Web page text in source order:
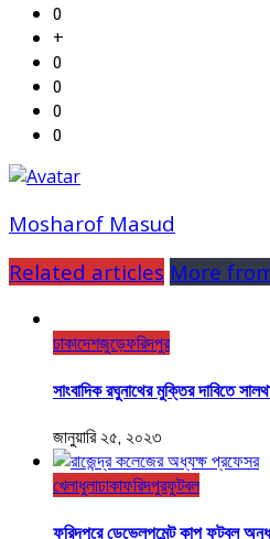
0
+
0
0
0
0
Mosharof Masud
Related articles More
ঢাকাদেশজুড়েফরিদপুর
সাংবাদিক রঘুনাথের মুক্তির দাবিতে
জানুয়ারি ২৫, ২০২৩
খেলাধুলাঢাকাফরিদপুরফুটবল
ফরিদপুরে ডেভেলপমেন্ট কাপ ফুটবল